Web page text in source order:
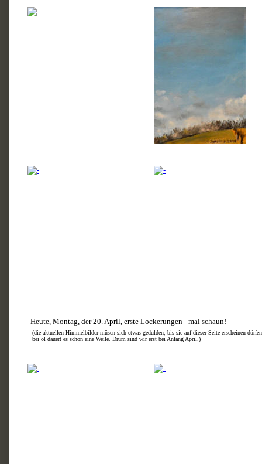
Heute, Montag, der 20. April, erste Lockerungen - mal schaun!
(die aktuellen Himmelbilder müsen sich etwas gedulden, bis sie auf dieser Seite erscheinen
bei öl dauert es schon eine Weile. Drum sind wir erst bei Anfang April.)